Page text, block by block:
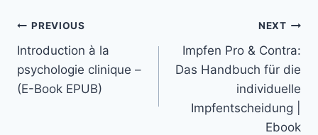
PREVIOUS
Introduction à la
psychologie clinique –
(E-Book EPUB)
NEXT
Impfen Pro & Contra:
Das Handbuch für die
individuelle
Impfentscheidung |
Ebook